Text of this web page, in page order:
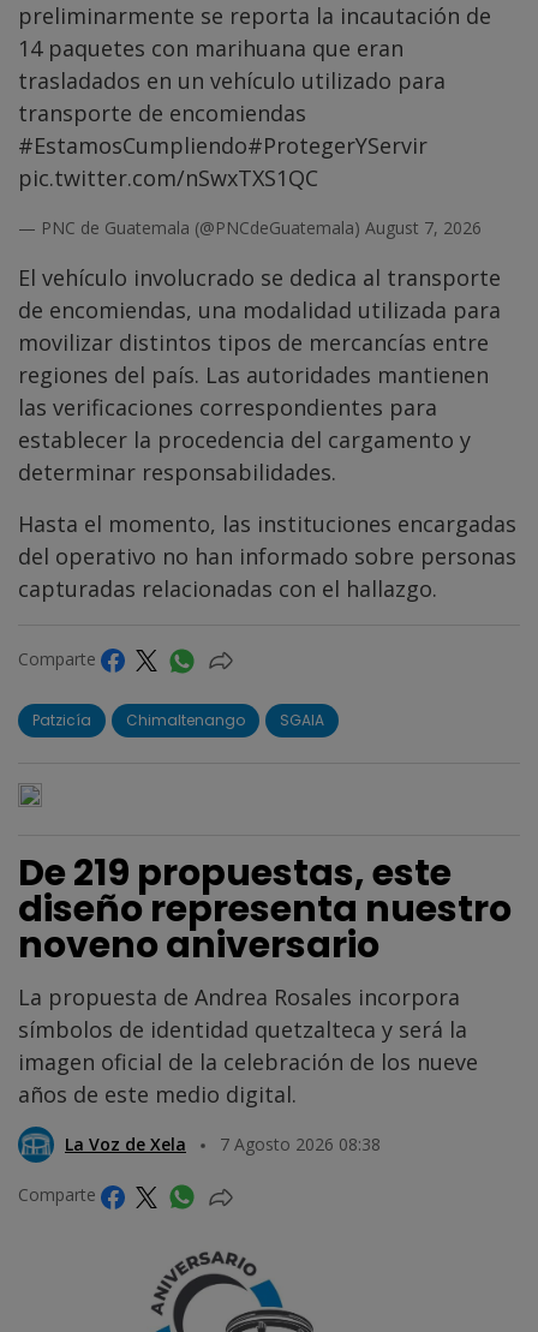
preliminarmente se reporta la incautación de
14 paquetes con marihuana que eran
trasladados en un vehículo utilizado para
transporte de encomiendas
#EstamosCumpliendo#ProtegerYServir
pic.twitter.com/nSwxTXS1QC
— PNC de Guatemala (@PNCdeGuatemala) August 7, 2026
El vehículo involucrado se dedica al transporte
de encomiendas, una modalidad utilizada para
movilizar distintos tipos de mercancías entre
regiones del país. Las autoridades mantienen
las verificaciones correspondientes para
establecer la procedencia del cargamento y
determinar responsabilidades.
Hasta el momento, las instituciones encargadas
del operativo no han informado sobre personas
capturadas relacionadas con el hallazgo.
Comparte
Patzicía Chimaltenango SGAIA
De 219 propuestas, este
diseño representa nuestro
noveno aniversario
La propuesta de Andrea Rosales incorpora
símbolos de identidad quetzalteca y será la
imagen oficial de la celebración de los nueve
años de este medio digital.
La Voz de Xela 7 Agosto 2026 08:38
Comparte